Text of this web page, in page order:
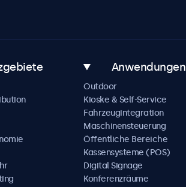
Anwendungen
Outdoor
Kioske & Self-Service
Fahrzeugintegration
Maschinensteuerung
Öffentliche Bereiche
Kassensysteme (POS)
Digital Signage
Konferenzräume